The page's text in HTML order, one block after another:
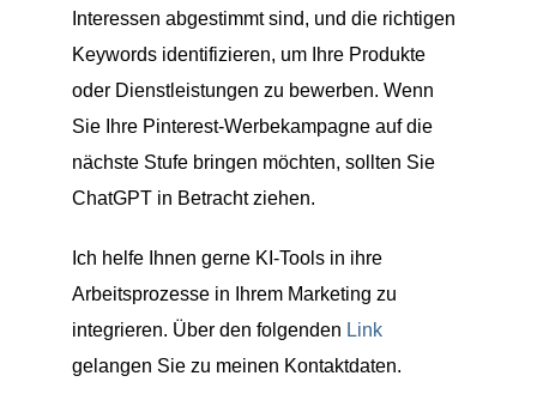
Interessen abgestimmt sind, und die richtigen
Keywords identifizieren, um Ihre Produkte
oder Dienstleistungen zu bewerben. Wenn
Sie Ihre Pinterest-Werbekampagne auf die
nächste Stufe bringen möchten, sollten Sie
ChatGPT in Betracht ziehen.
Ich helfe Ihnen gerne KI-Tools in ihre
Arbeitsprozesse in Ihrem Marketing zu
integrieren. Über den folgenden Link
gelangen Sie zu meinen Kontaktdaten.